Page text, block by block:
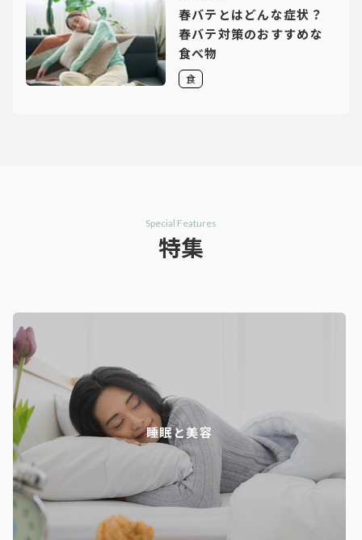
春バテとはどんな症状？
春バテ対策のおすすめな
食べ物
食
Special Features
特集
睡眠と美容